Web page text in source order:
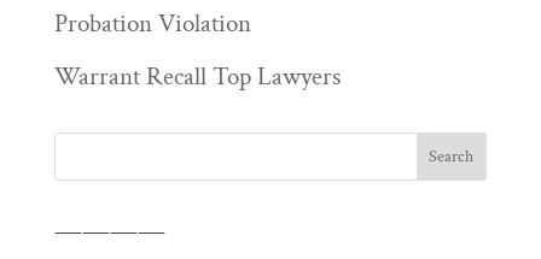
Probation Violation
Warrant Recall Top Lawyers
————